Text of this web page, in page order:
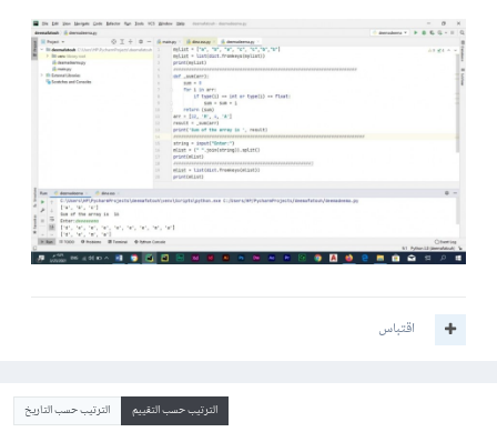
اقتباس
الترتيب حسب التقييم الترتيب حسب التاريخ